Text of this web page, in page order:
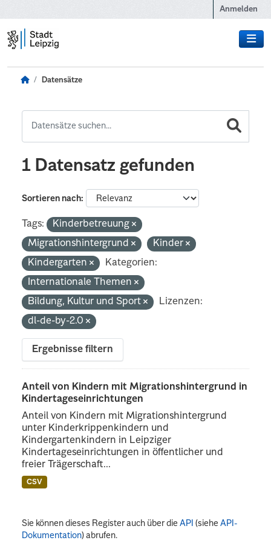
Anmelden
Datensätze
1 Datensatz gefunden
Sortieren nach
Tags:
Kinderbetreuung
Migrationshintergrund
Kinder
Kindergarten
Kategorien:
Internationale Themen
Bildung, Kultur und Sport
Lizenzen:
dl-de-by-2.0
Ergebnisse filtern
Anteil von Kindern mit Migrationshintergrund in
Kindertageseinrichtungen
Anteil von Kindern mit Migrationshintergrund
unter Kinderkrippenkindern und
Kindergartenkindern in Leipziger
Kindertageseinrichtungen in öffentlicher und
freier Trägerschaft...
CSV
Sie können dieses Register auch über dieAPI (sieheAPI-
Dokumentation) abrufen.